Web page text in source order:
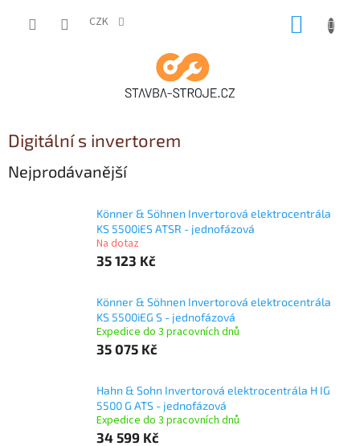
CZK
Digitální s invertorem
Nejprodávanější
Könner & Söhnen Invertorová elektrocentrála
KS 5500iES ATSR - jednofázová
Na dotaz
35 123 Kč
Könner & Söhnen Invertorová elektrocentrála
KS 5500iEG S - jednofázová
Expedice do 3 pracovních dnů
35 075 Kč
Hahn & Sohn Invertorová elektrocentrála H IG
5500 G ATS - jednofázová
Expedice do 3 pracovních dnů
34 599 Kč